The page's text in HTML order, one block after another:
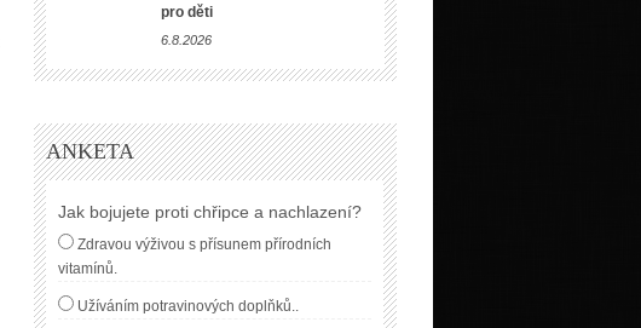
pro děti
6.8.2026
ANKETA
Jak bojujete proti chřipce a nachlazení?
Zdravou výživou s přísunem přírodních
vitamínů.
Užíváním potravinových doplňků..